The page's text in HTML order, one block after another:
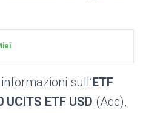
I
O
sull’ETF
ETF USD (Acc),